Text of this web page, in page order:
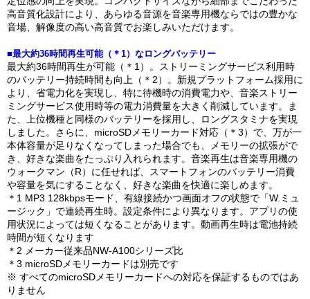
高音質化設計により、あらゆる音源を音楽専用機ならではの豊かな
音場、解像度の高い高音質でお楽しみいただけます。
■最大約36時間再生可能（＊1）なロングバッテリー
最大約36時間再生が可能（＊1）。ストリーミングサービス利用時
のバッテリー持続時間も向上（＊2）。新規プラットフォーム採用に
より、省電力化を実現し、特に待機時の消費電力や、音楽ストリー
ミングサービス使用時等の電力消費量を大きく削減しています。ま
た、上位機種と同様のバッテリーを採用し、ロングスタミナを実現
しました。さらに、microSDメモリーカード対応（＊3）で、万が一
本体容量が足りなくなってしまった場合でも、メモリーの拡張がで
き、好きな楽曲をたっぷり入れられます。音楽再生は音楽専用機の
ウォークマン（R）に任せれば、スマートフォンのバッテリー消費
や容量を気にすることなく、好きな楽曲を快適に楽しめます。
＊1 MP3 128kbpsモード、有線接続かつ画面オフの状態で「W.ミュ
ージック」で連続再生時。設定条件により異なります。アプリの使
用状況によっては短くなることがあります。動画再生時は電池持続
時間が短くなります
＊2 メーカー従来品NW-A100シリーズ比
＊3 microSDメモリーカードは別売です
※ すべてのmicroSDメモリーカードへの対応を保証するものではあ
りません